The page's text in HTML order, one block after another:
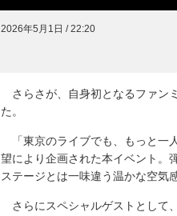
2026年5月1日 / 22:20
さらさが、自身初となるファン
た。
「東京のライブでも、もっと一
望により企画された本イベント。
ステージとは一味違う温かな空気
さらにスペシャルゲストとして